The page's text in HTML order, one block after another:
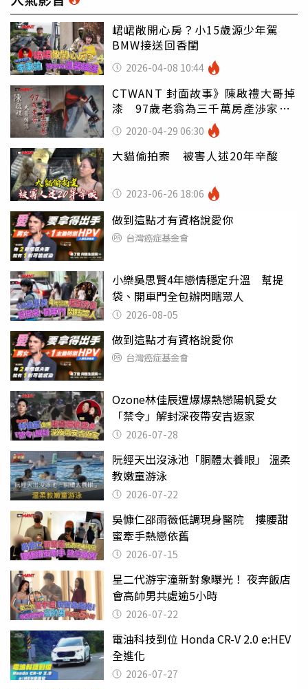
峮峮敞開心房？小15歲源少年駕
BMW接送回香閨
2026-04-08 10:44
CTWANT 封面故事》陳啟禮大哥掉
漆 97歲老翁為三千萬房產渉家暴
鬧離婚
2020-04-29 06:30
大貓偷拍案 被害人述20年辛酸
2023-06-26 18:06
做到這點才有資格說愛你
台灣癌症基金會
小樂吳思賢4年戀情穩定升溫 幫提
袋、開車門全包辦閃瞎眾人
2026-08-05
做到這點才有資格說愛你
台灣癌症基金會
Ozone林佳辰遭爆爆熱戀陽帆愛女
「禁令」解封深夜帶安吉返家
2026-07-28
阮經天出沒泳池「胴體太養眼」 溫柔
教嫩童游泳
2026-07-22
吳慷仁邵雨薇低調現身醫院 摟腰甜
蜜牽手熱戀依舊
2026-07-15
星二代游宇潼新對象曝光！ 夜奔飯店
會高帥男共處逾5小時
2026-07-22
電油科技到位 Honda CR-V 2.0 e:HEV
全進化
2026-07-27